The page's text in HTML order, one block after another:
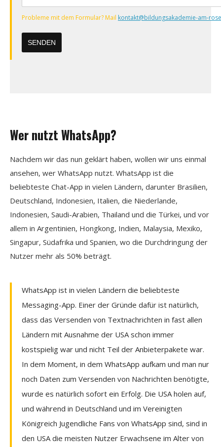
Probleme mit dem Formular? Mail kontakt@bildungsakademie-am-
Wer nutzt WhatsApp?
Nachdem wir das nun geklärt haben, wollen wir uns einmal
ansehen, wer WhatsApp nutzt. WhatsApp ist die
beliebteste Chat-App in vielen Ländern, darunter Brasilien,
Deutschland, Indonesien, Italien, die Niederlande,
Indonesien, Saudi-Arabien, Thailand und die Türkei, und vor
allem in Argentinien, Hongkong, Indien, Malaysia, Mexiko,
Singapur, Südafrika und Spanien, wo die Durchdringung der
Nutzer mehr als 50% beträgt.
WhatsApp ist in vielen Ländern die beliebteste
Messaging-App. Einer der Gründe dafür ist natürlich,
dass das Versenden von Textnachrichten in fast allen
Ländern mit Ausnahme der USA schon immer
kostspielig war und nicht Teil der Anbieterpakete war.
In dem Moment, in dem WhatsApp aufkam und man nur
noch Daten zum Versenden von Nachrichten benötigte,
wurde es natürlich sofort ein Erfolg. Die USA holen auf,
und während in Deutschland und im Vereinigten
Königreich Jugendliche Fans von WhatsApp sind, sind in
den USA die meisten Nutzer Erwachsene im Alter von